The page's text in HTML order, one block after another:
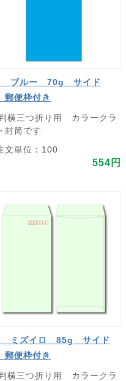
ブルー 70g サイド
便枠付き
横三つ折り用 カラークラ
封筒です
文単位：100
554円
ミズイロ 85g サイド
便枠付き
横三つ折り用 カラークラ